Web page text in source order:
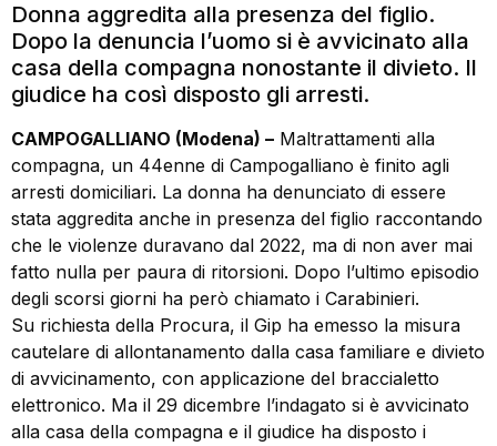
Donna aggredita alla presenza del figlio.
Dopo la denuncia l’uomo si è avvicinato alla
casa della compagna nonostante il divieto. Il
giudice ha così disposto gli arresti.
CAMPOGALLIANO (Modena) – Maltrattamenti alla
compagna, un 44enne di Campogalliano è finito agli
arresti domiciliari. La donna ha denunciato di essere
stata aggredita anche in presenza del figlio raccontando
che le violenze duravano dal 2022, ma di non aver mai
fatto nulla per paura di ritorsioni. Dopo l’ultimo episodio
degli scorsi giorni ha però chiamato i Carabinieri.
Su richiesta della Procura, il Gip ha emesso la misura
cautelare di allontanamento dalla casa familiare e divieto
di avvicinamento, con applicazione del braccialetto
elettronico. Ma il 29 dicembre l’indagato si è avvicinato
alla casa della compagna e il giudice ha disposto i